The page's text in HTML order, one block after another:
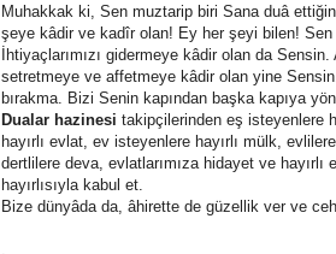
Muhakkak ki, Sen muztarip biri Sana duâ
şeye kâdir ve kadîr olan! Ey her şeyi bilen!
İhtiyaçlarımızı gidermeye kâdir olan da Sensin.
setretmeye ve affetmeye kâdir olan yine
bırakma. Bizi Senin kapından başka kapıya
Dualar hazinesi takipçilerinden eş isteyenlere
hayırlı evlat, ev isteyenlere hayırlı mülk,
dertlilere deva, evlatlarımıza hidayet ve hayırlı
hayırlısıyla kabul et.
Bize dünyâda da, âhirette de güzellik ver ve